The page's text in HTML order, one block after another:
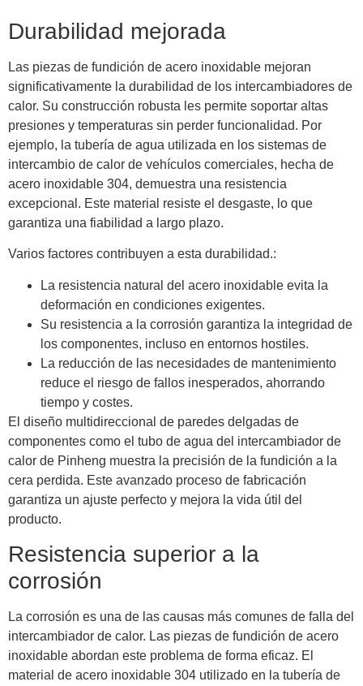
Durabilidad mejorada
Las piezas de fundición de acero inoxidable mejoran
significativamente la durabilidad de los intercambiadores de
calor. Su construcción robusta les permite soportar altas
presiones y temperaturas sin perder funcionalidad. Por
ejemplo, la tubería de agua utilizada en los sistemas de
intercambio de calor de vehículos comerciales, hecha de
acero inoxidable 304, demuestra una resistencia
excepcional. Este material resiste el desgaste, lo que
garantiza una fiabilidad a largo plazo.
Varios factores contribuyen a esta durabilidad.:
La resistencia natural del acero inoxidable evita la
deformación en condiciones exigentes.
Su resistencia a la corrosión garantiza la integridad de
los componentes, incluso en entornos hostiles.
La reducción de las necesidades de mantenimiento
reduce el riesgo de fallos inesperados, ahorrando
tiempo y costes.
El diseño multidireccional de paredes delgadas de
componentes como el tubo de agua del intercambiador de
calor de Pinheng muestra la precisión de la fundición a la
cera perdida. Este avanzado proceso de fabricación
garantiza un ajuste perfecto y mejora la vida útil del
producto.
Resistencia superior a la
corrosión
La corrosión es una de las causas más comunes de falla del
intercambiador de calor. Las piezas de fundición de acero
inoxidable abordan este problema de forma eficaz. El
material de acero inoxidable 304 utilizado en la tubería de